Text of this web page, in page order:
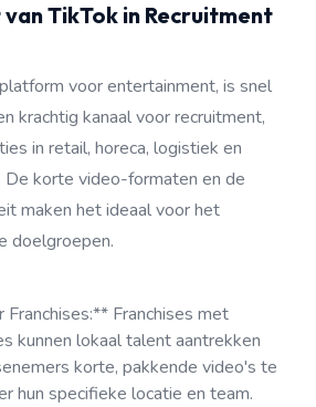
TikTok in Recruitment
voor entertainment, is snel
krachtig kanaal voor recruitment,
in retail, horeca, logistiek en
korte video-formaten en de
maken het ideaal voor het
doelgroepen.
Franchises met
kunnen lokaal talent aantrekken
korte, pakkende video's te
hun specifieke locatie en team.